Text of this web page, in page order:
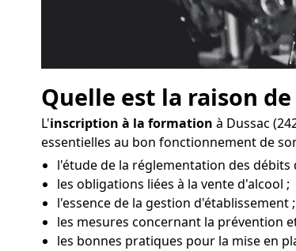
Quelle est la raison
L'inscription à la formation à Dussac
essentielles au bon fonctionnement de
l'étude de la réglementation des débits
les obligations liées à la vente d'alcool ;
l'essence de la gestion d'établissement ;
les mesures concernant la prévention
les bonnes pratiques pour la mise en